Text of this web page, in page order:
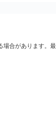
合があります。